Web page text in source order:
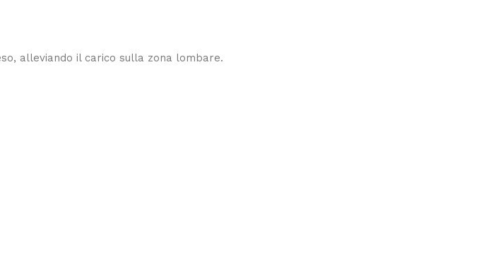
alleviando il carico sulla zona lombare.